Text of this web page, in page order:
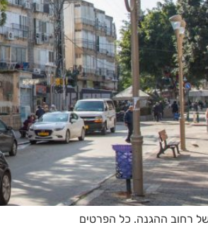
רחוב ההגנה. כל הפרטים